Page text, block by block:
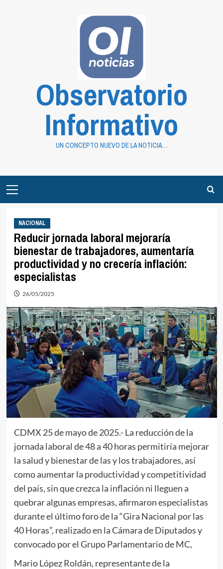
Observatorio
Informativo
UN CONCEPTO NUEVO DE LA NOTICIA…
Menu
NACIONAL
Reducir jornada laboral mejoraría
bienestar de trabajadores, aumentaría
productividad y no crecería inflación:
especialistas
26/05/2025
CDMX 25 de mayo de 2025.- La reducción de la
jornada laboral de 48 a 40 horas permitiría mejorar
la salud y bienestar de las y los trabajadores, así
como aumentar la productividad y competitividad
del país, sin que crezca la inflación ni lleguen a
quebrar algunas empresas, afirmaron especialistas
durante el último foro de la “Gira Nacional por las
40 Horas”, realizado en la Cámara de Diputados y
convocado por el Grupo Parlamentario de MC,
Mario López Roldán, representante de la